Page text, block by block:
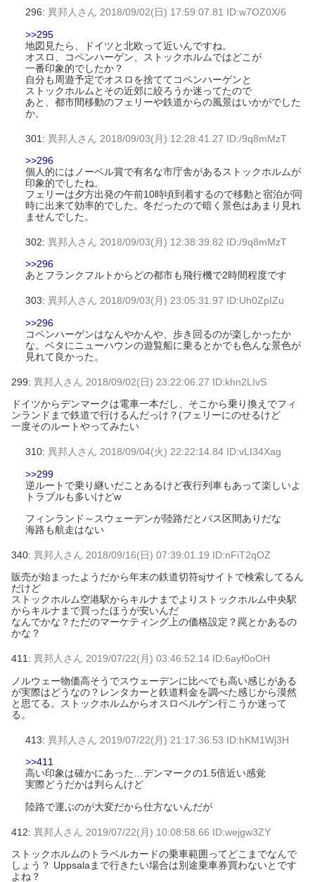
296: 異邦人さん 2018/09/02(日) 17:59:07.81 ID:w7OZ0X/6
>>295
地図見たら、ドイツと北欧って近いんですね。
オスロ、コペンハーゲン、ストックホルムではどこが
一番印象的でしたか？
自分も周遊予定でオスロを捨ててコペンハーゲンと
ストックホルムとその近郊に絞ろうか迷ってたので
あと、都市間移動のフェリーや鉄道からの風景はいかがでした
か。
301: 異邦人さん 2018/09/03(月) 12:28:41.27 ID:/9q8mMzT
>>296
個人的にはノーベル賞で有名な市庁舎があるストックホルムが
印象的でしたね。
フェリーは夕方出発の午前10時頃到着するので移動と宿泊が同
時に出来て効率的でした。冬だったので暗く景色はあまり見れ
ませんでした。
302: 異邦人さん 2018/09/03(月) 12:38:39.82 ID:/9q8mMzT
>>296
あとフランクフルトからどの都市も飛行機で2時間程度です
303: 異邦人さん 2018/09/03(月) 23:05:31.97 ID:Uh0ZpIZu
>>296
コペンハーゲンはなんやかんや、歩き回るのが楽しかったか
な。ベタにニューハウンの遊覧船に乗るとかでも色んな景色が
見れて良かった。
299: 異邦人さん 2018/09/02(日) 23:22:06.27 ID:khn2LIvS
ドイツからデンマークは電車一本だし、そこから乗り換えでフィ
ンランドまで鉄道で行けるんだっけ？(フェリーにのせるけど
一度そのルートやってみたい
310: 異邦人さん 2018/09/04(火) 22:22:14.84 ID:vLI34Xag
>>299
逆ルートで乗り継いだことあるけど夜行列車もあって楽しいよ
トラブルも多いけどw
フィンランド～スウェーデンが陸路だとバス区間ありだな
海路も航走はない
340: 異邦人さん 2018/09/16(日) 07:39:01.19 ID:nFiT2qOZ
販売が始まったようだから年末の鉄道切符sjサイトで検索してるん
だけど
ストックホルム空港駅からキルナまでよりストックホルム中央駅
からキルナまで買ったほうが安いんだ
なんでかな？ただのマーケティング上の価格設定？罠とかあるの
かな？
411: 異邦人さん 2019/07/22(月) 03:46:52.14 ID:6ayf0oOH
ノルウェー物価高そうでスウェーデンに比べでも高い感じがある
が実際はどうなの？レンタカーと鉄道料金を調べた感じから漠然
と思てる。ストックホルムからオスロベルゲン行こうか迷って
る。
413: 異邦人さん 2019/07/22(月) 21:17:36.53 ID:hKM1Wj3H
>>411
高い印象は確かにあった…デンマークの1.5倍近い感覚
実際どうだかは判らんけど
陸路で運ぶのが大変だから仕方ないんだが
412: 異邦人さん 2019/07/22(月) 10:08:58.66 ID:wejgw3ZY
ストックホルムのトラベルカードの乗車範囲ってどこまでなんで
しょう？ Uppsalaまで行きたい場合は別途乗車券買わないとです
よね？